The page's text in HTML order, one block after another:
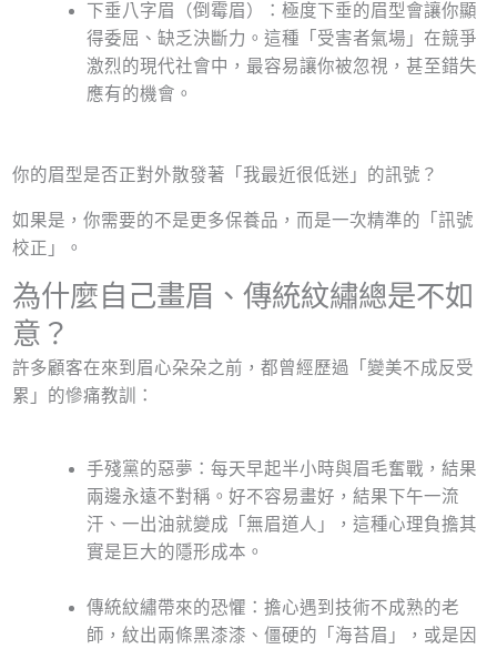
下垂八字眉（倒霉眉）：極度下垂的眉型會讓你顯
得委屈、缺乏決斷力。這種「受害者氣場」在競爭
激烈的現代社會中，最容易讓你被忽視，甚至錯失
應有的機會。
你的眉型是否正對外散發著「我最近很低迷」的訊號？
如果是，你需要的不是更多保養品，而是一次精準的「訊號
校正」。
為什麼自己畫眉、傳統紋繡總是不如
意？
許多顧客在來到眉心朶朶之前，都曾經歷過「變美不成反受
累」的慘痛教訓：
手殘黨的惡夢：每天早起半小時與眉毛奮戰，結果
兩邊永遠不對稱。好不容易畫好，結果下午一流
汗、一出油就變成「無眉道人」，這種心理負擔其
實是巨大的隱形成本。
傳統紋繡帶來的恐懼：擔心遇到技術不成熟的老
師，紋出兩條黑漆漆、僵硬的「海苔眉」，或是因